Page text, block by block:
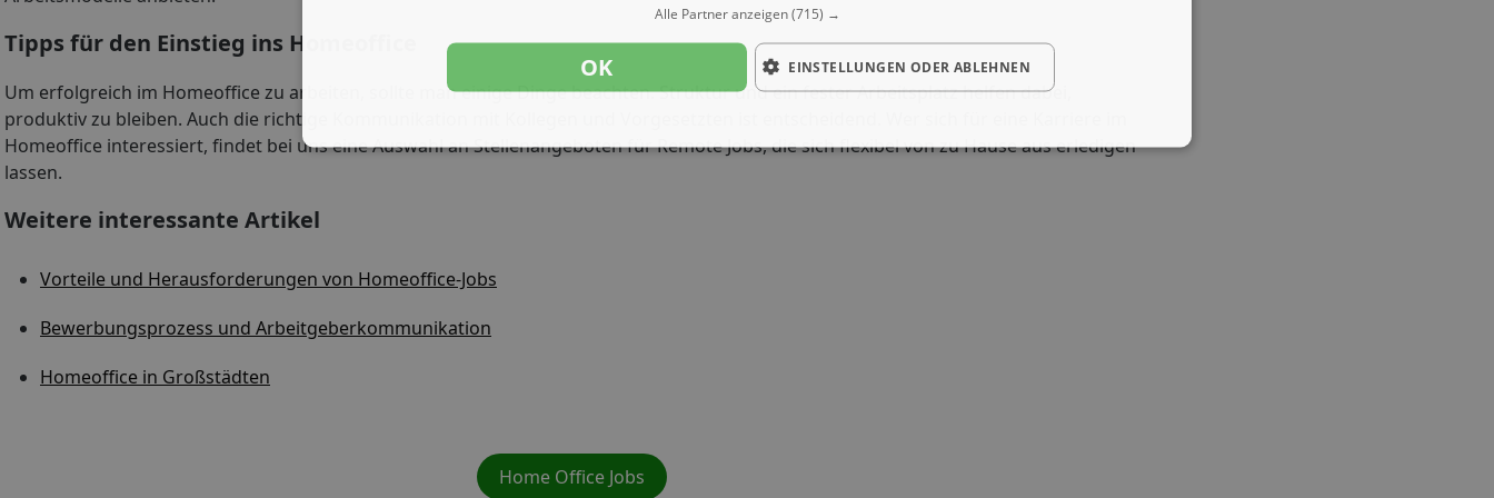
Tipps für den Einstieg ins Homeoffice
Um erfolgreich im Homeoffice zu arbeiten, sollte man einige Dinge beachten. Struktur und ein fester Arbeitsplatz helfen dabei,
produktiv zu bleiben. Auch die richtige Kommunikation mit Kollegen und Vorgesetzten ist entscheidend. Wer sich für eine Karriere im
Homeoffice interessiert, findet bei uns eine Auswahl an Stellenangeboten für Remote Jobs, die sich flexibel von zu Hause aus erledigen
lassen.
Weitere interessante Artikel
Vorteile und Herausforderungen von Homeoffice-Jobs
Bewerbungsprozess und Arbeitgeberkommunikation
Homeoffice in Großstädten
Home Office Jobs
Alle Partner anzeigen(715) →
OK EINSTELLUNGEN ODER ABLEHNEN